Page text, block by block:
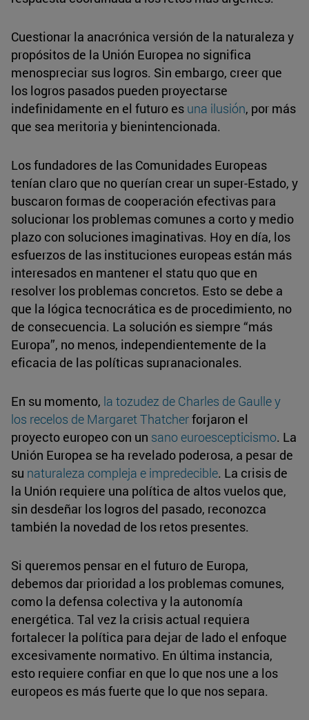
Cuestionar la anacrónica versión de la naturaleza y
propósitos de la Unión Europea no significa
menospreciar sus logros. Sin embargo, creer que
los logros pasados pueden proyectarse
indefinidamente en el futuro es una ilusión, por más
que sea meritoria y bienintencionada.
Los fundadores de las Comunidades Europeas
tenían claro que no querían crear un super-Estado, y
buscaron formas de cooperación efectivas para
solucionar los problemas comunes a corto y medio
plazo con soluciones imaginativas. Hoy en día, los
esfuerzos de las instituciones europeas están más
interesados en mantener el statu quo que en
resolver los problemas concretos. Esto se debe a
que la lógica tecnocrática es de procedimiento, no
de consecuencia. La solución es siempre “más
Europa”, no menos, independientemente de la
eficacia de las políticas supranacionales.
En su momento, la tozudez de Charles de Gaulle y
los recelos de Margaret Thatcherforjaron el
proyecto europeo con un sano euroescepticismo. La
Unión Europea se ha revelado poderosa, a pesar de
su naturaleza compleja e impredecible. La crisis de
la Unión requiere una política de altos vuelos que,
sin desdeñar los logros del pasado, reconozca
también la novedad de los retos presentes.
Si queremos pensar en el futuro de Europa,
debemos dar prioridad a los problemas comunes,
como la defensa colectiva y la autonomía
energética. Tal vez la crisis actual requiera
fortalecer la política para dejar de lado el enfoque
excesivamente normativo. En última instancia,
esto requiere confiar en que lo que nos une a los
europeos es más fuerte que lo que nos separa.